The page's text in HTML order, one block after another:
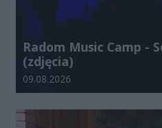
Radom Music Camp -
(zdjęcia)
Data dodania galerii:
09.08.2026